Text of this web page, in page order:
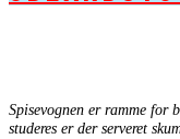
Spisevognen er ramme for
studeres er der serveret